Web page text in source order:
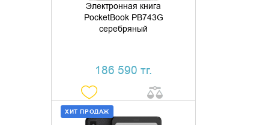
Электронная книга
PocketBook PB743G
серебряный
186 590 тг.
ХИТ ПРОДАЖ